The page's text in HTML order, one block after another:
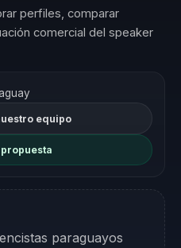
perfiles, comparar
comercial del speaker
equipo
paraguayos